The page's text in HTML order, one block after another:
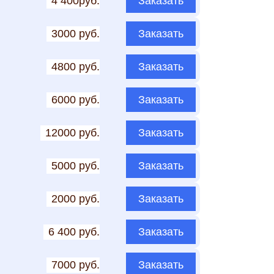
3000 руб. Заказать
4800 руб. Заказать
6000 руб. Заказать
12000 руб. Заказать
5000 руб. Заказать
2000 руб. Заказать
6 400 руб. Заказать
7000 руб. Заказать